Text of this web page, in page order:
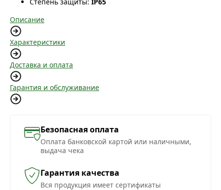
Описание
Характеристики
Доставка и оплата
Гарантия и обслуживание
Безопасная оплата
Оплата банковской картой или наличными,
выдача чека
Гарантия качества
Вся продукция имеет сертификаты